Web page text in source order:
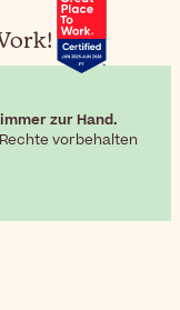
zur Hand.
vorbehalten